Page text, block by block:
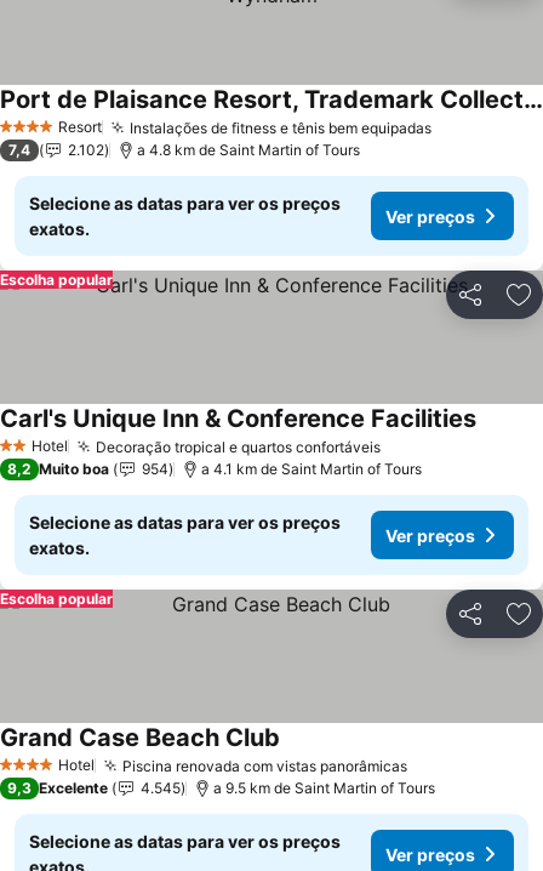
4 EstrelasResort Instalações de fitness e tênis bem equipadas
Port de Plaisance Resort, Trademark Collection by Wyndham
7,4 2.102 a 4.8 km de Saint Martin of Tours
Selecione as datas para ver os preços
exatos.
Ver preços
Partilhar
Escolha popular
2 Estrelas
Hotel Decoração tropical e quartos confortáveis
Carl's Unique Inn & Conference Facilities
8,2 Muito boa 954 a 4.1 km de Saint Martin of Tours
Selecione as datas para ver os preços
exatos.
Ver preços
Partilhar
Escolha popular
4 EstrelasHotel Piscina renovada com vistas panorâmicas
Grand Case Beach Club
9,3 Excelente 4.545 a 9.5 km de Saint Martin of Tours
Selecione as datas para ver os preços
exatos.
Ver preços